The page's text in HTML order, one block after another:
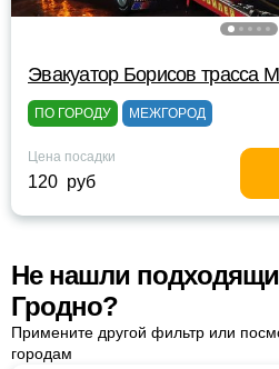
Эвакуатор Борисов трасса
ПО ГОРОДУ МЕЖГОРОД
Цена посадки
120 руб
Не нашли
Гродно?
Примените другой фильтр или
городам